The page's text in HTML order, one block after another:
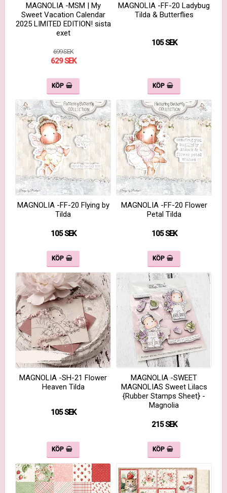
MAGNOLIA -MSM | My
Sweet Vacation Calendar
2025 LIMITED EDITION! sista
exet
699 SEK
629 SEK
KÖP
MAGNOLIA -FF-20 Ladybug
Tilda & Butterflies
105 SEK
KÖP
MAGNOLIA -FF-20 Flying by
Tilda
105 SEK
KÖP
MAGNOLIA -FF-20 Flower
Petal Tilda
105 SEK
KÖP
MAGNOLIA -SH-21 Flower
Heaven Tilda
105 SEK
KÖP
MAGNOLIA -SWEET
MAGNOLIAS Sweet Lilacs
{Rubber Stamps Sheet} -
Magnolia
215 SEK
KÖP